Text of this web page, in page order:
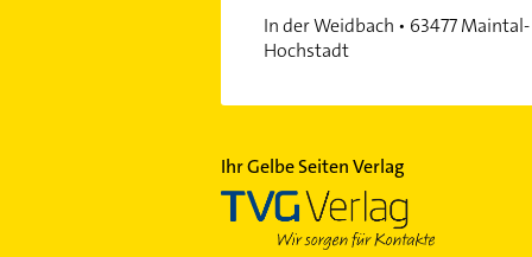
In der Weidbach • 63477 Maintal-
Hochstadt
Ihr Gelbe Seiten Verlag